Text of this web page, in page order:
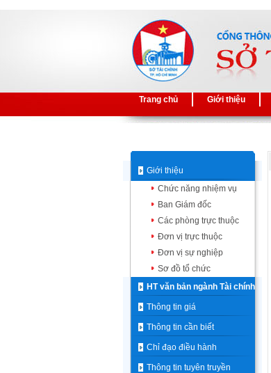
Trang chủ Giới thiệu
Giới thiệu
Chức năng nhiệm vụ
Ban Giám đốc
Các phòng trực thuộc
Đơn vị trực thuộc
Đơn vị sự nghiệp
Sơ đồ tổ chức
HT văn bản ngành Tài chính
Thông tin giá
Thông tin cần biết
Chỉ đạo điều hành
Thông tin tuyên truyền